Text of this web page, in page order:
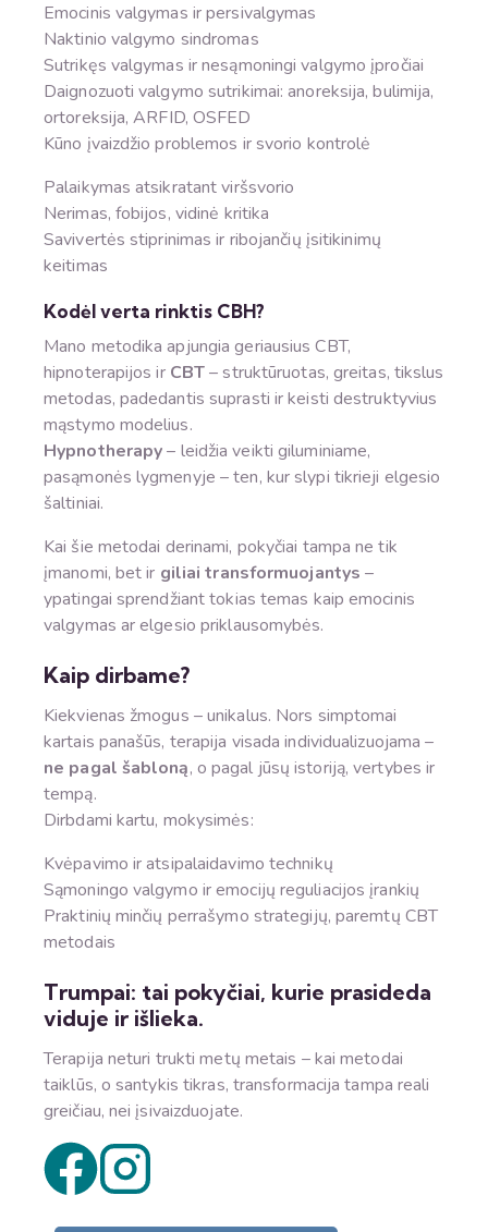
Emocinis valgymas ir persivalgymas
Naktinio valgymo sindromas
Sutrikęs valgymas ir nesąmoningi valgymo įpročiai
Daignozuoti valgymo sutrikimai: anoreksija, bulimija,
ortoreksija, ARFID, OSFED
Kūno įvaizdžio problemos ir svorio kontrolė
Palaikymas atsikratant viršsvorio
Nerimas, fobijos, vidinė kritika
Savivertės stiprinimas ir ribojančių įsitikinimų
keitimas
Kodėl verta rinktis CBH?
Mano metodika apjungia geriausius CBT,
hipnoterapijos ir CBT– struktūruotas, greitas, tikslus
metodas, padedantis suprasti ir keisti destruktyvius
mąstymo modelius.
Hypnotherapy– leidžia veikti giluminiame,
pasąmonės lygmenyje – ten, kur slypi tikrieji elgesio
šaltiniai.
Kai šie metodai derinami, pokyčiai tampa ne tik
įmanomi, bet ir giliai transformuojantys –
ypatingai sprendžiant tokias temas kaip emocinis
valgymas ar elgesio priklausomybės.
Kaip dirbame?
Kiekvienas žmogus – unikalus. Nors simptomai
kartais panašūs, terapija visada individualizuojama –
ne pagal šabloną, o pagal jūsų istoriją, vertybes ir
tempą.
Dirbdami kartu, mokysimės:
Kvėpavimo ir atsipalaidavimo technikų
Sąmoningo valgymo ir emocijų reguliacijos įrankių
Praktinių minčių perrašymo strategijų, paremtų CBT
metodais
Trumpai: tai pokyčiai, kurie prasideda
viduje ir išlieka.
Terapija neturi trukti metų metais – kai metodai
taiklūs, o santykis tikras, transformacija tampa reali
greičiau, nei įsivaizduojate.